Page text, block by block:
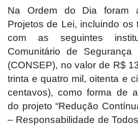
Na Ordem do Dia foram
Projetos de Lei, incluindo os
com as seguintes
Comunitário de
(CONSEP), no valor de R$
trinta e quatro mil, oitenta e
centavos), como forma de
do projeto “Redução
– Responsabilidade de